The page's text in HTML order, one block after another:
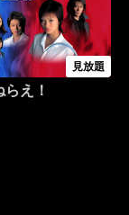
見放題
え！